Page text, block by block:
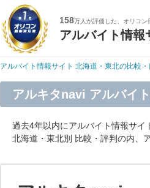
158万人が評価した、オリコ
アルバイト情報
アルバイト情報サイト 北海道・東北の比較・
アルキタnavi アルバイ
過去4年以内にアルバイト情報サイ
北海道・東北別 比較・評判の内、